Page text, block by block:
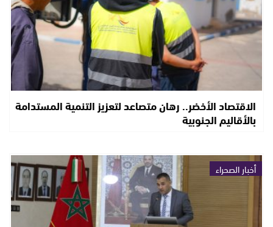
الاقتصاد الأخضر.. رهان متصاعد لتعزيز التنمية المستدامة
بالأقاليم الجنوبية
أخبار الصحراء